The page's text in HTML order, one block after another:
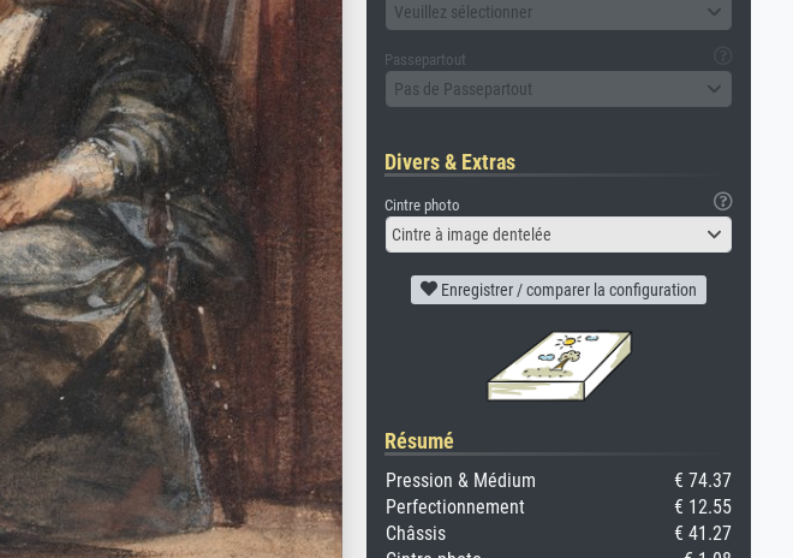
Veuillez sélectionner
Passepartout
Pas de Passepartout
Divers & Extras
Cintre photo
Cintre à image dentelée
Enregistrer / comparer la configuration
Résumé
Pression & Médium
€ 74.37
Perfectionnement
€ 12.55
Châssis
€ 41.27